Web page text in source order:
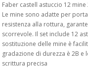
Faber castell astuccio 12
Le mine sono adatte per
resistenza alla rottura,
scorrevole. Il set include 12
sostituzione delle mine è
gradazione di durezza è 2B e
scrittura precisa